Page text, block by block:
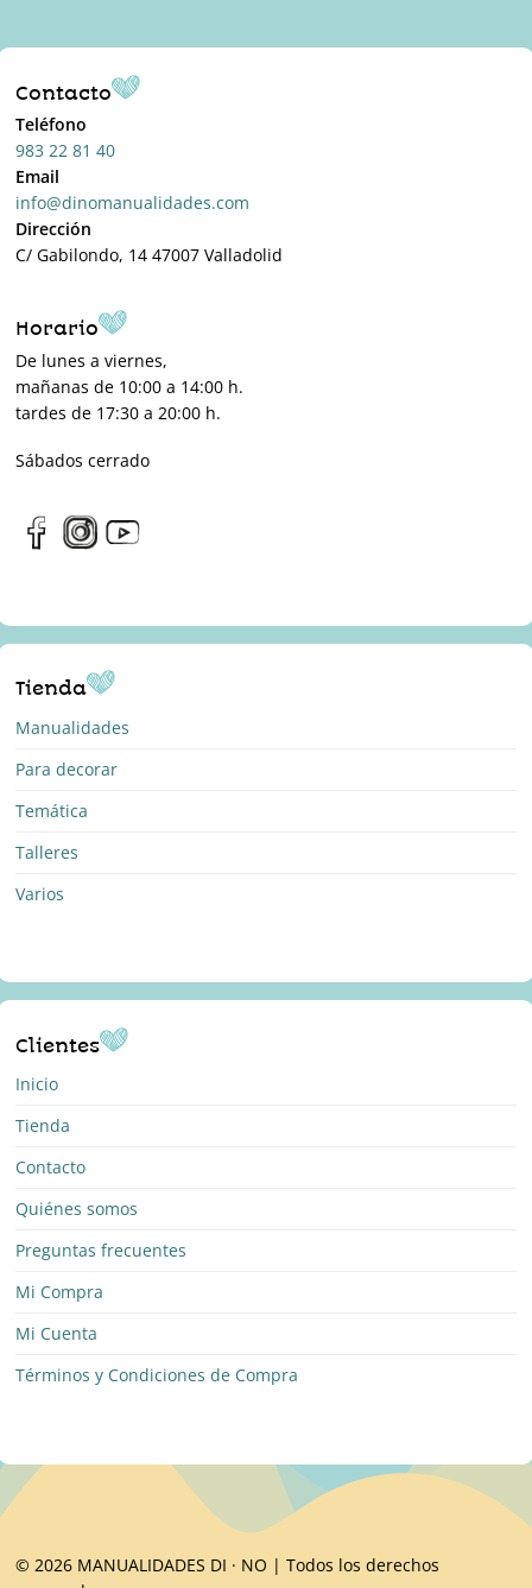
Contacto
Teléfono
983 22 81 40
Email
info@dinomanualidades.com
Dirección
C/ Gabilondo, 14 47007 Valladolid
Horario
De lunes a viernes,
mañanas de 10:00 a 14:00 h.
tardes de 17:30 a 20:00 h.
Sábados cerrado
Tienda
Manualidades
Para decorar
Temática
Talleres
Varios
Clientes
Inicio
Tienda
Contacto
Quiénes somos
Preguntas frecuentes
Mi Compra
Mi Cuenta
Términos y Condiciones de Compra
© 2026 MANUALIDADES DI · NO | Todos los derechos